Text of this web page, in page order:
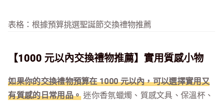
表格：根據預算挑選聖誕節交換禮物推薦
【1000 元以內交換禮物推薦】實用質感小物
如果你的交換禮物預算在 1000 元以內，可以選擇實用又
有質感的日常用品。 迷你香氛蠟燭、質感文具、保溫杯、